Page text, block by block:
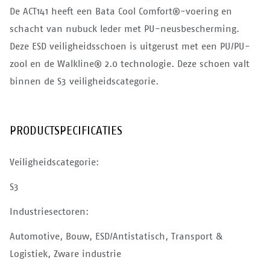
De ACT141 heeft een Bata Cool Comfort®-voering en
schacht van nubuck leder met PU-neusbescherming.
Deze ESD veiligheidsschoen is uitgerust met een PU/PU-
zool en de Walkline® 2.0 technologie. Deze schoen valt
binnen de S3 veiligheidscategorie.
PRODUCTSPECIFICATIES
Veiligheidscategorie:
S3
Industriesectoren:
Automotive, Bouw, ESD/Antistatisch, Transport &
Logistiek, Zware industrie